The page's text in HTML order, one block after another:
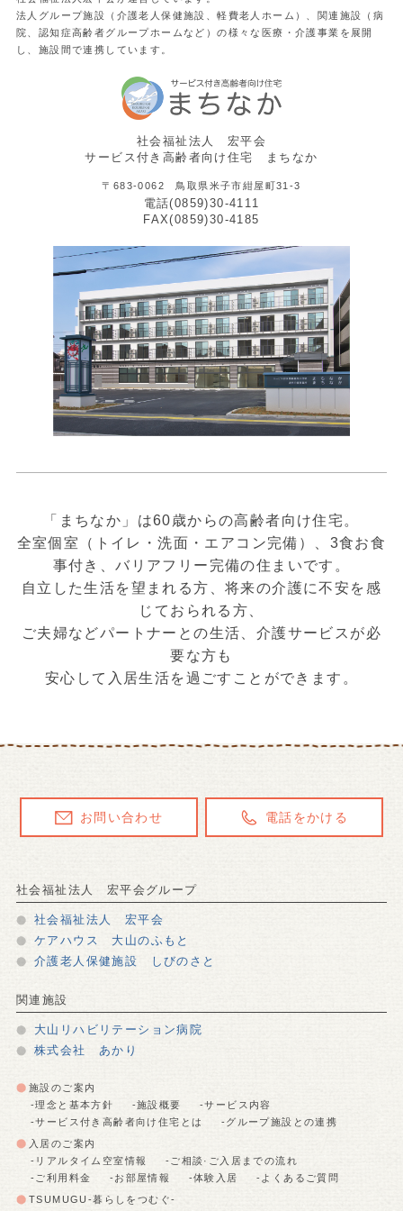
法人グループ施設（介護老人保健施設、軽費老人ホーム）、関連施設（病
院、認知症高齢者グループホームなど）の様々な医療・介護事業を展開
し、施設間で連携しています。
社会福祉法人 宏平会
サービス付き高齢者向け住宅 まちなか
〒683-0062 鳥取県米子市紺屋町31-3
電話(0859)30-4111
FAX(0859)30-4185
「まちなか」は60歳からの高齢者向け住宅。
全室個室（トイレ・洗面・エアコン完備）、3食お食
事付き、バリアフリー完備の住まいです。
自立した生活を望まれる方、将来の介護に不安を感
じておられる方、
ご夫婦などパートナーとの生活、介護サービスが必
要な方も
安心して入居生活を過ごすことができます。
お問い合わせ 電話をかける
社会福祉法人 宏平会グループ
社会福祉法人 宏平会
ケアハウス 大山のふもと
介護老人保健施設 しびのさと
関連施設
大山リハビリテーション病院
株式会社 あかり
施設のご案内
-理念と基本方針
-施設概要
-サービス内容
-サービス付き高齢者向け住宅とは
-グループ施設との連携
入居のご案内
-リアルタイム空室情報
-ご相談·ご入居までの流れ
-ご利用料金
-お部屋情報 -体験入居
-よくあるご質問
TSUMUGU-暮らしをつむぐ-